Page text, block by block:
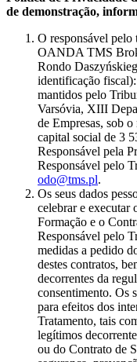
de demonstração,
O responsável pelo
OANDA TMS
Rondo
identificação
mantidos pelo
Varsóvia, XIII
de Empresas, sob
capital social de 3
Responsável pela
Responsável pelo
odo@tms.pl.
Os seus dados
celebrar e executar
Formação e o
Responsável pelo
medidas a pedido
destes contratos,
decorrentes da
consentimento. Os
para efeitos dos
Tratamento, tais
legítimos
ou do Contrato de